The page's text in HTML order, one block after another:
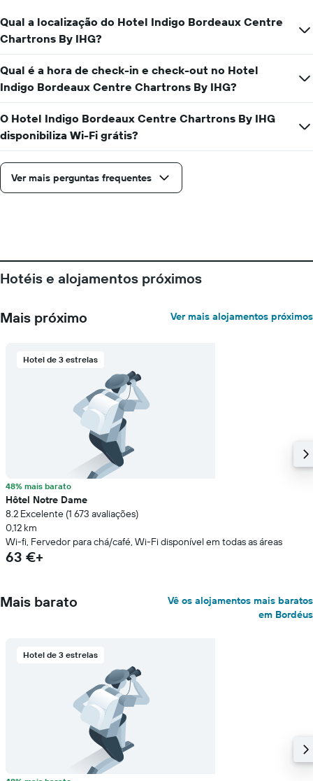
abcissa
O
gráfico
apresenta
o
preço
médio
de
um
quarto
ordenada
Qual a localização do Hotel Indigo Bordeaux Centre
Chartrons By IHG?
Qual é a hora de check-in e check-out no Hotel
Indigo Bordeaux Centre Chartrons By IHG?
O Hotel Indigo Bordeaux Centre Chartrons By IHG
disponibiliza Wi-Fi grátis?
Ver mais perguntas frequentes
Hotéis e alojamentos próximos
Mais próximo Ver mais alojamentos próximos
Hotel de 3 estrelas
48% mais barato
Hôtel Notre Dame
8.2 Excelente (1 673 avaliações)
0,12 km
Wi-fi, Fervedor para chá/café, Wi-Fi disponível em todas as áreas
63 €+
Mais barato
Vê os alojamentos mais baratos
em Bordéus
Hotel de 3 estrelas